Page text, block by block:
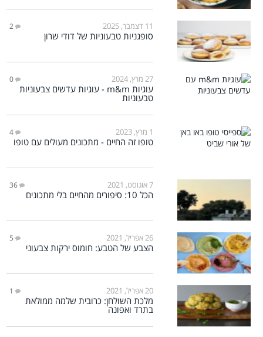
11 דצמבר, 2025 2
סופגניות טבעוניות של דודי שרון
27 מרץ, 2024 0
עוגיות m&m - עוגיות עדשים צבעוניות
טבעוניות
1 מרץ, 2023 4
טופו זה החיים - מתכונים מעולים עם טופו
7 אוגוסט, 2021 36
הכל 10: סיפורים מהחיים בלי מתכונים
26 אפריל, 2021 5
הצבע של הטבע: חומוס ירקות צבעוני
20 אפריל, 2021 1
מלכת השולחן: כרובית שלמה ממולאת
בתרד ואפונה